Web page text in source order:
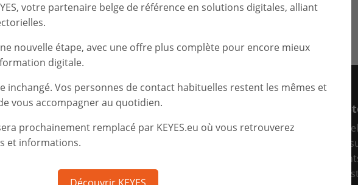
votre partenaire belge de référence en solutions digitales, alliant
nouvelle étape, avec une offre plus complète pour encore mieux
digitale.
inchangé. Vos personnes de contact habituelles restent les mêmes et
vous accompagner au quotidien.
prochainement remplacé par KEYES.eu où vous retrouverez
et informations.
ainsi qu’au sein de votre entreprise.
RECEVEZ VOTRE
Votre point d’arrêt
ludiques et intéressantes
nouveautés, les
l’IT,… En bref, tout ce qui